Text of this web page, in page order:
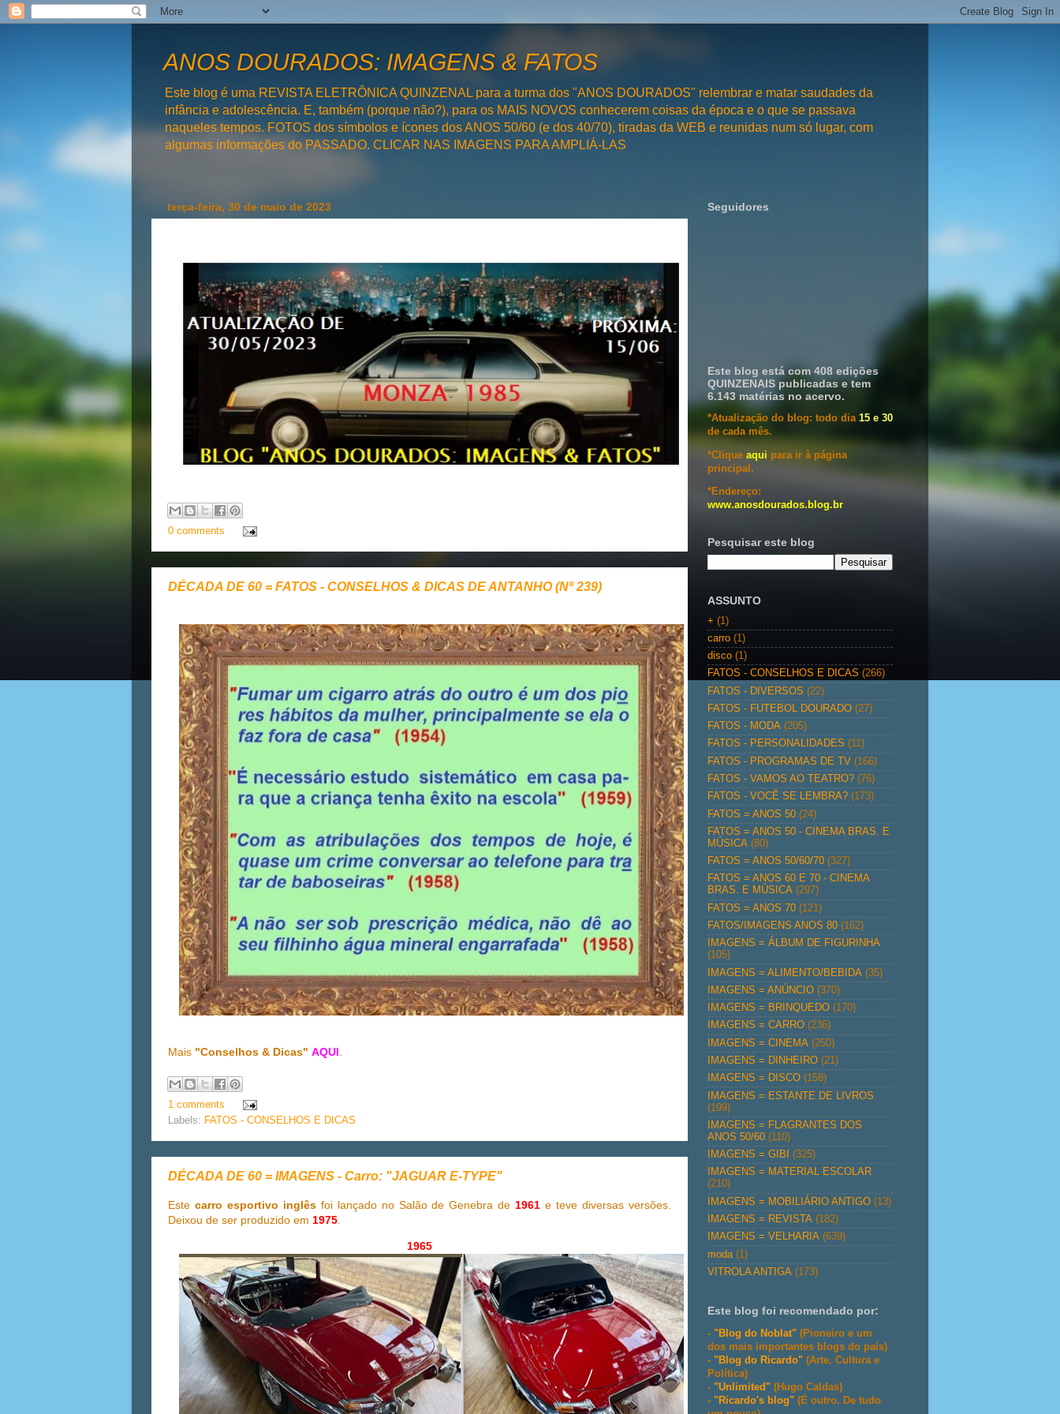
ANOS DOURADOS: IMAGENS & FATOS
Este blog é uma REVISTA ELETRÔNICA QUINZENAL para a turma dos "ANOS DOURADOS" relembrar e matar saudades da
infância e adolescência. E, também (porque não?), para os MAIS NOVOS conhecerem coisas da época e o que se passava
naqueles tempos. FOTOS dos símbolos e ícones dos ANOS 50/60 (e dos 40/70), tiradas da WEB e reunidas num só lugar, com
algumas informações do PASSADO. CLICAR NAS IMAGENS PARA AMPLIÁ-LAS
terça-feira, 30 de maio de 2023
0 comments
DÉCADA DE 60 = FATOS - CONSELHOS & DICAS DE ANTANHO (Nº 239)
Mais "Conselhos & Dicas" AQUI.
1 comments
Labels: FATOS - CONSELHOS E DICAS
DÉCADA DE 60 = IMAGENS - Carro: "JAGUAR E-TYPE"
Este carro esportivo inglêsfoi lançado no Salão de Genebra de1961 e teve diversas versões.
Deixou de ser produzido em 1975.
1965
Seguidores
Este blog está com 408 edições
QUINZENAIS publicadas e tem
6.143 matérias no acervo.
*Atualização do blog: todo dia 15 e 30
de cada mês.
*Clique aqui para ir à página
principal.
*Endereço:
www.anosdourados.blog.br
Pesquisar este blog
ASSUNTO
+ (1)
carro (1)
disco (1)
FATOS - CONSELHOS E DICAS (266)
FATOS - DIVERSOS (22)
FATOS - FUTEBOL DOURADO (27)
FATOS - MODA (205)
FATOS - PERSONALIDADES (11)
FATOS - PROGRAMAS DE TV (166)
FATOS - VAMOS AO TEATRO? (76)
FATOS - VOCÊ SE LEMBRA? (173)
FATOS = ANOS 50 (24)
FATOS = ANOS 50 - CINEMA BRAS. E
MÚSICA (80)
FATOS = ANOS 50/60/70 (327)
FATOS = ANOS 60 E 70 - CINEMA
BRAS. E MÚSICA (297)
FATOS = ANOS 70 (121)
FATOS/IMAGENS ANOS 80 (162)
IMAGENS = ÁLBUM DE FIGURINHA
(105)
IMAGENS = ALIMENTO/BEBIDA (35)
IMAGENS = ANÚNCIO (370)
IMAGENS = BRINQUEDO (170)
IMAGENS = CARRO (236)
IMAGENS = CINEMA (250)
IMAGENS = DINHEIRO (21)
IMAGENS = DISCO (158)
IMAGENS = ESTANTE DE LIVROS
(199)
IMAGENS = FLAGRANTES DOS
ANOS 50/60 (110)
IMAGENS = GIBI
(325)
IMAGENS = MATERIAL ESCOLAR
(210)
IMAGENS = MOBILIÁRIO ANTIGO (13)
IMAGENS = REVISTA (182)
IMAGENS = VELHARIA (639)
moda (1)
VITROLA ANTIGA (173)
Este blog foi recomendado por:
- "Blog do Noblat" (Pioneiro e um
dos mais importantes blogs do país)
- "Blog do Ricardo" (Arte, Cultura e
Política)
- "Unlimited" (Hugo Caldas)
- "Ricardo's blog" (É outro. De tudo